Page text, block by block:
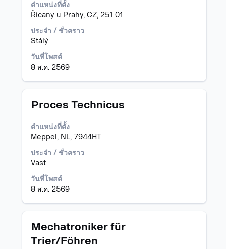
ตำแหน่งที่ตั้ง
Řícany u Prahy, CZ, 251 01
ประจำ / ชั่วคราว
Stálý
วันที่โพสต์
8 ส.ค. 2569
Bar
เพื่อ
ดู
เนื้อหา
เต็ม
ของ
ตำแหน่ง
Proces Technicus
ตำแหน่งที่ตั้ง
Meppel, NL, 7944HT
ประจำ / ชั่วคราว
Vast
วันที่โพสต์
8 ส.ค. 2569
เลือก
ใช้
Space
Bar
เพื่อ
ดู
เนื้อหา
แบบ
เต็ม
ของ
งาน
ตำแหน่ง
Mechatroniker für
Trier/Föhren
เลือก
ใช้